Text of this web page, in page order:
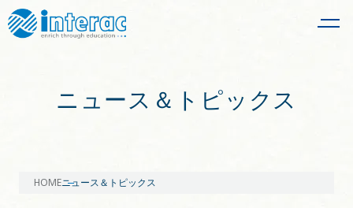
ニュース＆トピックス
HOMEニュース＆トピックス